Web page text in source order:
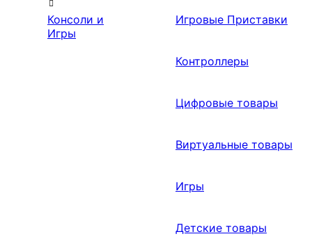
Консоли и
Игры
Игровые Приставки
Контроллеры
Цифровые товары
Виртуальные товары
Игры
Детские товары